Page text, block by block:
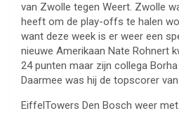
van Zwolle tegen Weert. Zwolle
heeft om de play-offs te halen
want deze week is er weer een
nieuwe Amerikaan Nate Rohnert
24 punten maar zijn collega
Daarmee was hij de topscorer
EiffelTowers Den Bosch weer